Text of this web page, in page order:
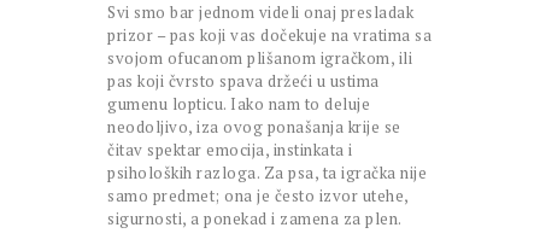
Svi smo bar jednom videli onaj presladak
prizor – pas koji vas dočekuje na vratima sa
svojom ofucanom plišanom igračkom, ili
pas koji čvrsto spava držeći u ustima
gumenu lopticu. Iako nam to deluje
neodoljivo, iza ovog ponašanja krije se
čitav spektar emocija, instinkata i
psiholoških razloga. Za psa, ta igračka nije
samo predmet; ona je često izvor utehe,
sigurnosti, a ponekad i zamena za plen.